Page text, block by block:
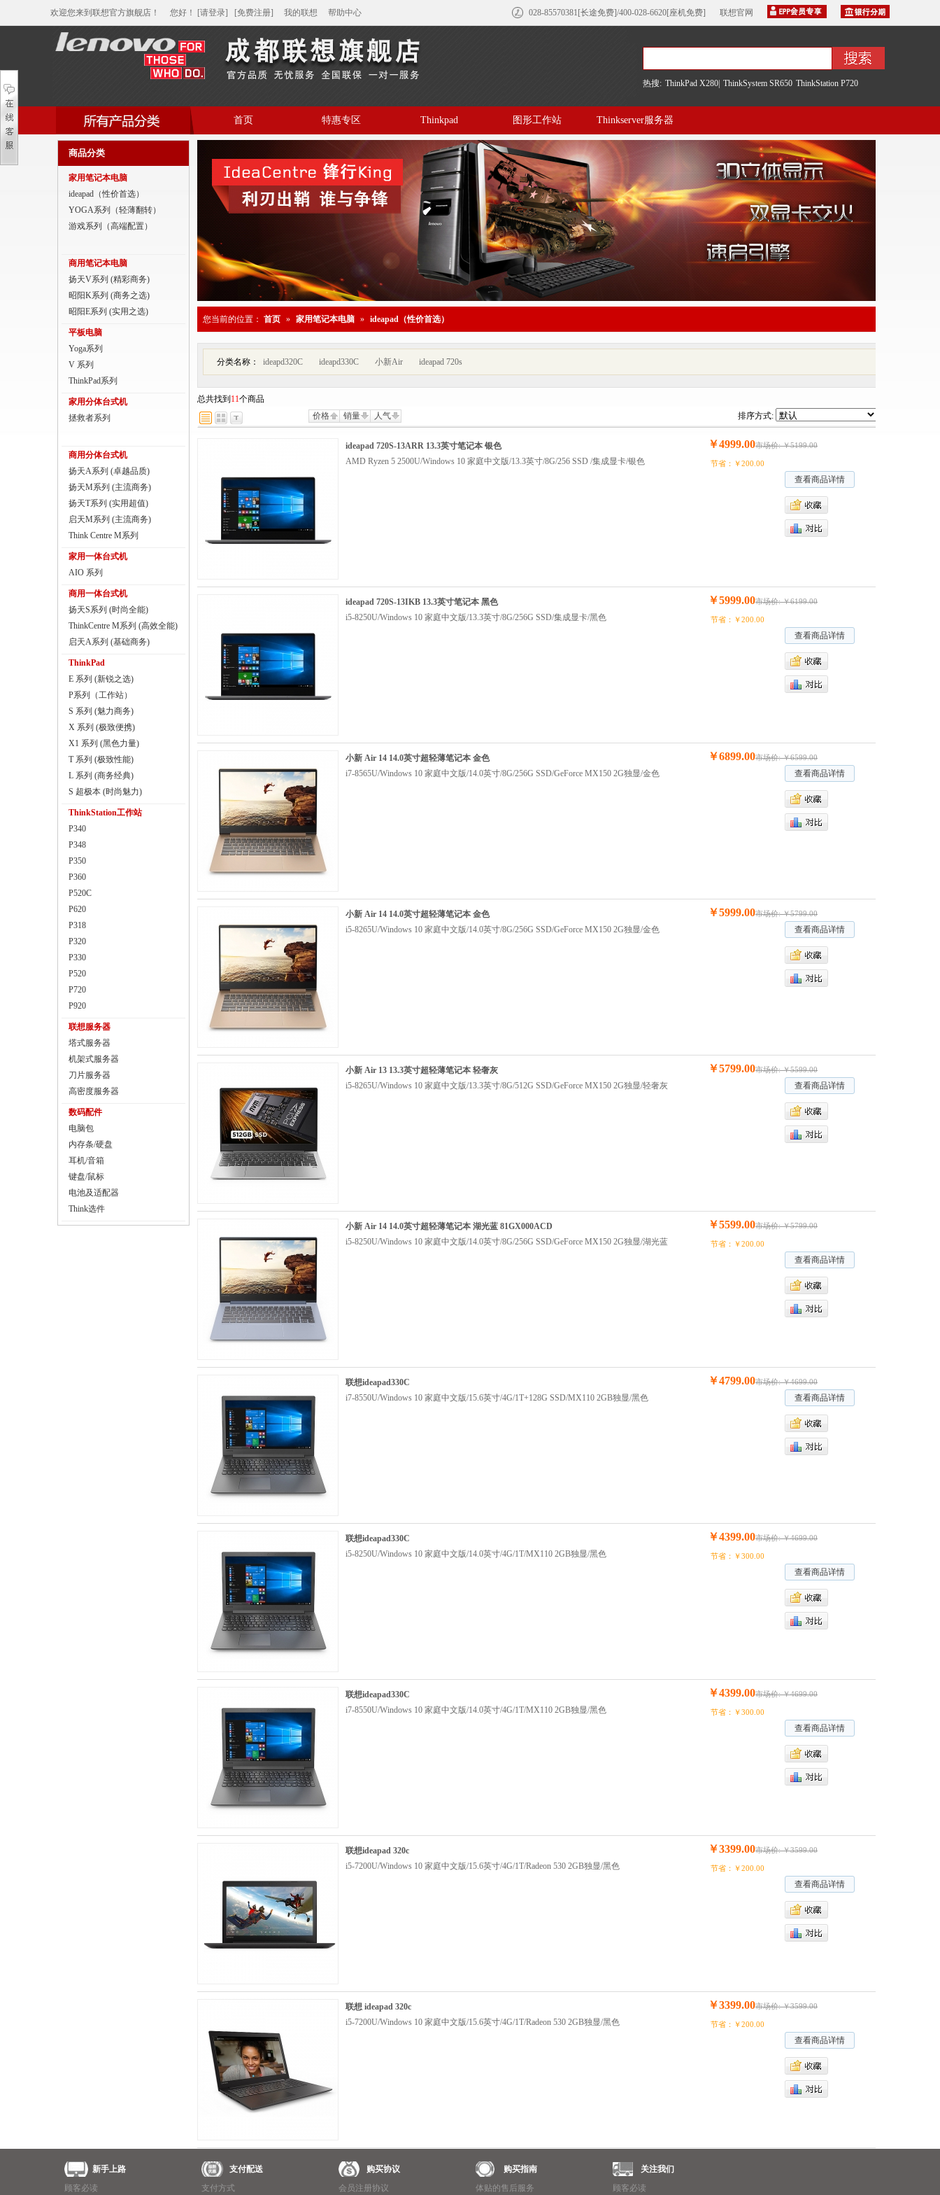
欢迎您来到联想官方旗舰店！ 您好 ！ [请登录] [免费注册] 我的联想 帮助中心 联想官网
028-85570381[长途免费]/400-028-6620[座机免费]
热搜: ThinkPad X280| ThinkSystem SR650 ThinkStation P720
家用笔记本电脑
商用笔记本电脑
平板电脑
商用分体台式机
家用一体台式机
ThinkPad
ThinkStation工作站
联想服务器
首页 特惠专区 Thinkpad 图形工作站 Thinkserver服务器
商品分类
家用笔记本电脑
ideapad（性价首选）
YOGA系列（轻薄翻转）
游戏系列（高端配置）
商用笔记本电脑
扬天V系列 (精彩商务)
昭阳K系列 (商务之选)
昭阳E系列 (实用之选)
平板电脑
Yoga系列
V 系列
ThinkPad系列
家用分体台式机
拯救者系列
商用分体台式机
扬天A系列 (卓越品质)
扬天M系列 (主流商务)
扬天T系列 (实用超值)
启天M系列 (主流商务)
Think Centre M系列
家用一体台式机
AIO 系列
商用一体台式机
扬天S系列 (时尚全能)
ThinkCentre M系列 (高效全能)
启天A系列 (基础商务)
ThinkPad
E 系列 (新锐之选)
P系列（工作站）
S 系列 (魅力商务)
X 系列 (极致便携)
X1 系列 (黑色力量)
T 系列 (极致性能)
L 系列 (商务经典)
S 超极本 (时尚魅力)
ThinkStation工作站
P340
P348
P350
P360
P520C
P620
P318
P320
P330
P520
P720
P920
联想服务器
塔式服务器
机架式服务器
刀片服务器
高密度服务器
数码配件
电脑包
内存条/硬盘
耳机/音箱
键盘/鼠标
电池及适配器
Think选件
您当前的位置： 首页 » 家用笔记本电脑 » ideapad（性价首选）
分类名称： ideapd320C ideapd330C 小新Air ideapad 720s
总共找到 11个商品
价格
销量 人气 排序方式:
ideapad 720S-13ARR 13.3英寸笔记本 银色
AMD Ryzen 5 2500U/Windows 10 家庭中文版/13.3英寸/8G/256 SSD /集成显卡/银色
￥4999.00市场价: ￥5199.00
节省：￥200.00
查看商品详情
ideapad 720S-13IKB 13.3英寸笔记本 黑色
i5-8250U/Windows 10 家庭中文版/13.3英寸/8G/256G SSD/集成显卡/黑色
￥5999.00市场价: ￥6199.00
节省：￥200.00
查看商品详情
小新 Air 14 14.0英寸超轻薄笔记本 金色
i7-8565U/Windows 10 家庭中文版/14.0英寸/8G/256G SSD/GeForce MX150 2G独显/金色
￥6899.00市场价: ￥6599.00
查看商品详情
小新 Air 14 14.0英寸超轻薄笔记本 金色
i5-8265U/Windows 10 家庭中文版/14.0英寸/8G/256G SSD/GeForce MX150 2G独显/金色
￥5999.00市场价: ￥5799.00
查看商品详情
小新 Air 13 13.3英寸超轻薄笔记本 轻奢灰
i5-8265U/Windows 10 家庭中文版/13.3英寸/8G/512G SSD/GeForce MX150 2G独显/轻奢灰
￥5799.00市场价: ￥5599.00
查看商品详情
小新 Air 14 14.0英寸超轻薄笔记本 湖光蓝 81GX000ACD
i5-8250U/Windows 10 家庭中文版/14.0英寸/8G/256G SSD/GeForce MX150 2G独显/湖光蓝
￥5599.00市场价: ￥5799.00
节省：￥200.00
查看商品详情
联想ideapad330C
i7-8550U/Windows 10 家庭中文版/15.6英寸/4G/1T+128G SSD/MX110 2GB独显/黑色
￥4799.00市场价: ￥4699.00
查看商品详情
联想ideapad330C
i5-8250U/Windows 10 家庭中文版/14.0英寸/4G/1T/MX110 2GB独显/黑色
￥4399.00市场价: ￥4699.00
节省：￥300.00
查看商品详情
联想ideapad330C
i7-8550U/Windows 10 家庭中文版/14.0英寸/4G/1T/MX110 2GB独显/黑色
￥4399.00市场价: ￥4699.00
节省：￥300.00
查看商品详情
联想ideapad 320c
i5-7200U/Windows 10 家庭中文版/15.6英寸/4G/1T/Radeon 530 2GB独显/黑色
￥3399.00市场价: ￥3599.00
节省：￥200.00
查看商品详情
联想 ideapad 320c
i5-7200U/Windows 10 家庭中文版/15.6英寸/4G/1T/Radeon 530 2GB独显/黑色
￥3399.00市场价: ￥3599.00
节省：￥200.00
查看商品详情
新手上路
顾客必读
支付配送
支付方式
购买协议
会员注册协议
购买指南
体贴的售后服务
关注我们
顾客必读